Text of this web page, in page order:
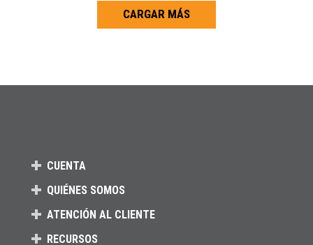
CARGAR MÁS
CUENTA
QUIÉNES SOMOS
ATENCIÓN AL CLIENTE
RECURSOS